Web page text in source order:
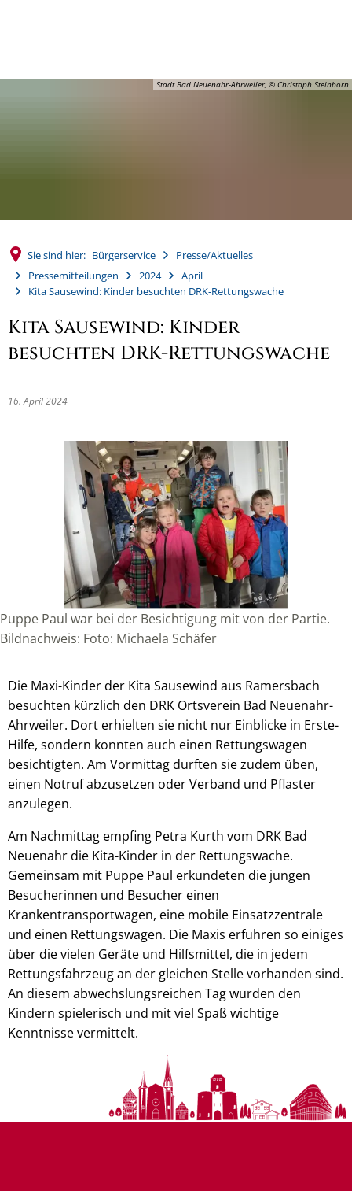
Stadt Bad Neuenahr-Ahrweiler, © Christoph Steinborn
Sie sind hier: Bürgerservice
Presse/Aktuelles
Pressemitteilungen
2024
April
Kita Sausewind: Kinder besuchten DRK-Rettungswache
Kita Sausewind: Kinder
besuchten DRK-Rettungswache
16. April 2024
Puppe Paul war bei der Besichtigung mit von der Partie.
Bildnachweis: Foto: Michaela Schäfer
Die Maxi-Kinder der Kita Sausewind aus Ramersbach
besuchten kürzlich den DRK Ortsverein Bad Neuenahr-
Ahrweiler. Dort erhielten sie nicht nur Einblicke in Erste-
Hilfe, sondern konnten auch einen Rettungswagen
besichtigten. Am Vormittag durften sie zudem üben,
einen Notruf abzusetzen oder Verband und Pflaster
anzulegen.
Am Nachmittag empfing Petra Kurth vom DRK Bad
Neuenahr die Kita-Kinder in der Rettungswache.
Gemeinsam mit Puppe Paul erkundeten die jungen
Besucherinnen und Besucher einen
Krankentransportwagen, eine mobile Einsatzzentrale
und einen Rettungswagen. Die Maxis erfuhren so einiges
über die vielen Geräte und Hilfsmittel, die in jedem
Rettungsfahrzeug an der gleichen Stelle vorhanden sind.
An diesem abwechslungsreichen Tag wurden den
Kindern spielerisch und mit viel Spaß wichtige
Kenntnisse vermittelt.